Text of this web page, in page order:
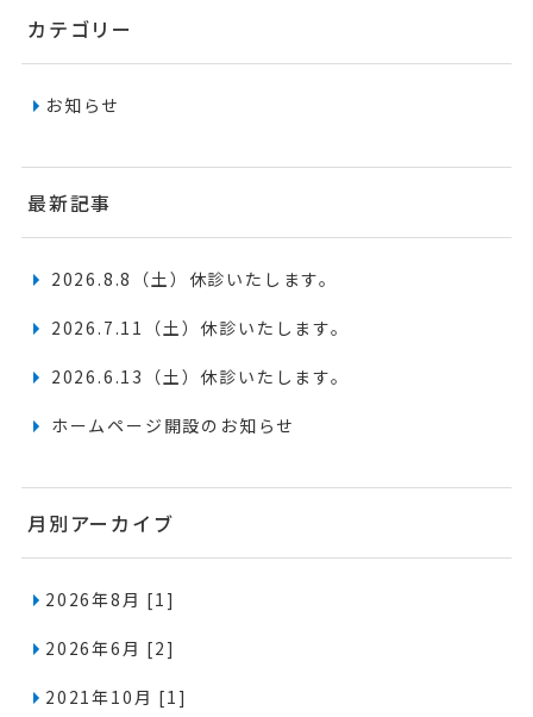
カテゴリー
お知らせ
最新記事
2026.8.8（土）休診いたします。
2026.7.11（土）休診いたします。
2026.6.13（土）休診いたします。
ホームページ開設のお知らせ
月別アーカイブ
2026年8月 [1]
2026年6月 [2]
2021年10月 [1]